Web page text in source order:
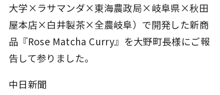
大学×ラサマンダ×東海農政局×岐阜県×秋田
屋本店×白井製茶×全農岐阜）で開発した新商
品『Rose Matcha Curry』を大野町長様にご報
告して参りました。
中日新聞